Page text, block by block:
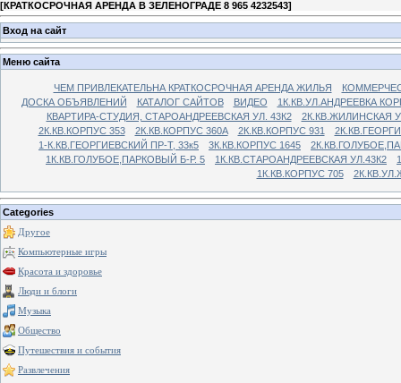
[КРАТКОСРОЧНАЯ АРЕНДА В ЗЕЛЕНОГРАДЕ 8 965 4232543]
Вход на сайт
Меню сайта
ЧЕМ ПРИВЛЕКАТЕЛЬНА КРАТКОСРОЧНАЯ АРЕНДА ЖИЛЬЯ
ДОСКА ОБЪЯВЛЕНИЙ
КАТАЛОГ САЙТОВ ВИДЕО
1К.КВ.УЛ.АНДРЕЕВКА
КВАРТИРА-СТУДИЯ, СТАРОАНДРЕЕВСКАЯ УЛ. 43К2
2К.КВ.ЖИЛИНСКАЯ
2К.КВ.КОРПУС 353
2К.КВ.КОРПУС 360А 2К.КВ.КОРПУС 931
1-К.КВ.ГЕОРГИЕВСКИЙ ПР-Т, 33к5
3К.КВ.КОРПУС 1645
1К.КВ.ГОЛУБОЕ,ПАРКОВЫЙ Б-Р. 5
1К.КВ.СТАРОАНДРЕЕВСКАЯ УЛ.43К2
1К.КВ.КОРПУС 705
Categories
Другое
Компьютерные игры
Красота и здоровье
Люди и блоги
Музыка
Общество
Путешествия и события
Развлечения